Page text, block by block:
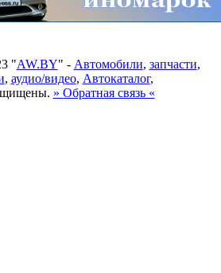
"AW.BY" - Автомобили, запчасти,
, аудио/видео, Автокаталог,
» Обратная связь «